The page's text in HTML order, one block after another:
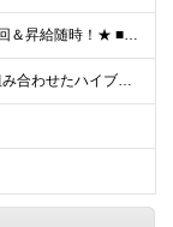
★前職給与考慮！＆賞与年2回＆昇給随時！★ ■月給29万円～42万円＋賞与年2回＋交通費 ※前職の給与やスキルを考慮し決定します ※固定残業代（月45時間分／7万7,000円～11万1,000円）を
★出社とリモートワークを組み合わせたハイブリッド勤務！ ★幡ヶ谷駅から徒歩1分！ 【本社】 東京都渋谷区幡ヶ谷1-34-14 宝ビル3F ※(変更の範囲)上記を除く当社関連勤務地